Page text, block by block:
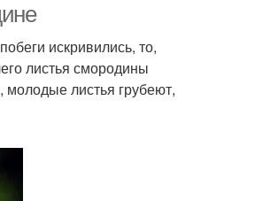
искривились, то,
листья смородины
листья грубеют,